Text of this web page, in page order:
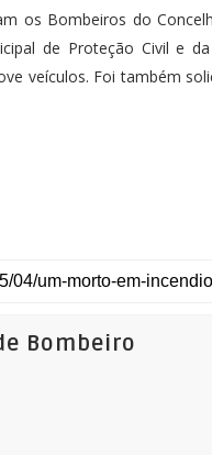
os Bombeiros do
de Proteção Civil e
veículos. Foi também
Bombeiro